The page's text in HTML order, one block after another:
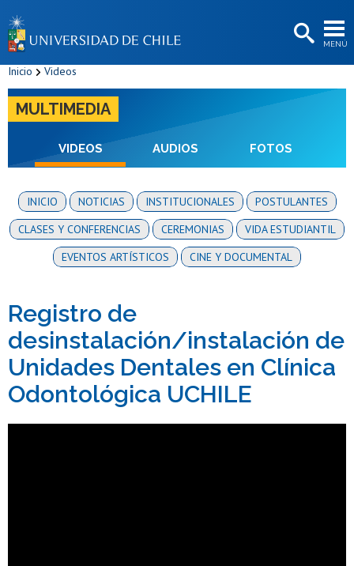
MENÚ
BIBLIOTECAS
Estudiantes
Funcionarias/os
Egresadas/os
Inicio Videos
MULTIMEDIA
VIDEOS AUDIOS FOTOS
INICIO NOTICIAS INSTITUCIONALES
POSTULANTES
CLASES Y CONFERENCIAS
CEREMONIAS
VIDA ESTUDIANTIL
EVENTOS ARTÍSTICOS
CINE Y DOCUMENTAL
Registro de
desinstalación/instalación de
Unidades Dentales en Clínica
Odontológica UCHILE